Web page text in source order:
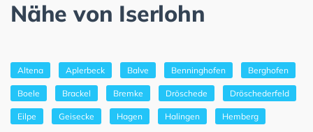
Nähe von Iserlohn
Altena Aplerbeck Balve Benninghofen Berghofen
Boele Brackel Bremke Dröschede Dröschederfeld
Eilpe Geisecke Hagen Halingen Hemberg